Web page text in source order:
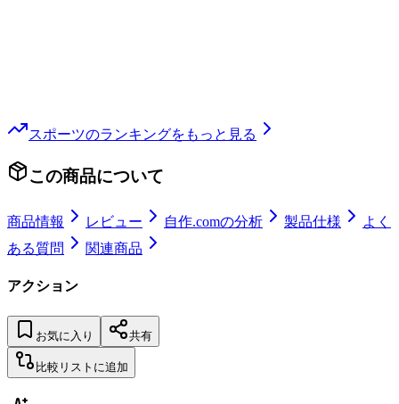
スポーツのランキングをもっと見る
この商品について
商品情報 レビュー 自作.comの分析 製品仕様
よく
ある質問
関連商品
アクション
お気に入り 共有
比較リストに追加